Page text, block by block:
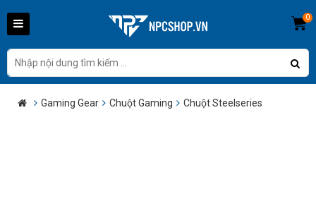
0
Gaming Gear Chuột Gaming Chuột Steelseries